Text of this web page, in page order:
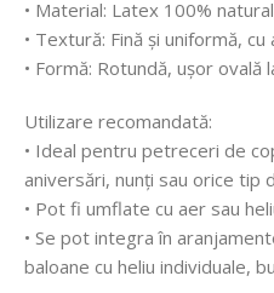
• Material: Latex 100%
• Textură: Fină și uniformă,
• Formă: Rotundă, ușor
Utilizare recomandată:
• Ideal pentru petreceri de
aniversări, nunți sau orice tip
• Pot fi umflate cu aer sau
• Se pot integra în
baloane cu heliu individuale,